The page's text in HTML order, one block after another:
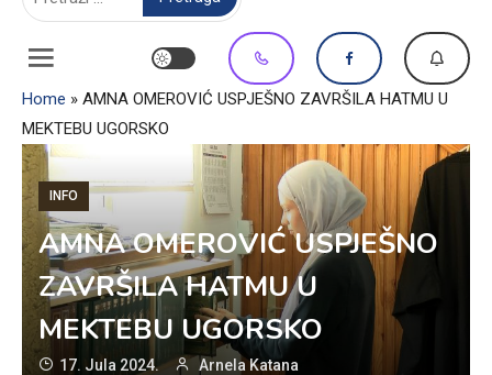
Home » AMNA OMEROVIĆ USPJEŠNO ZAVRŠILA HATMU U
MEKTEBU UGORSKO
INFO
AMNA OMEROVIĆ USPJEŠNO
ZAVRŠILA HATMU U
MEKTEBU UGORSKO
17. Jula 2024. Arnela Katana